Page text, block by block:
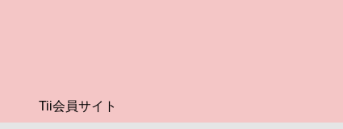
Tii会員サイト